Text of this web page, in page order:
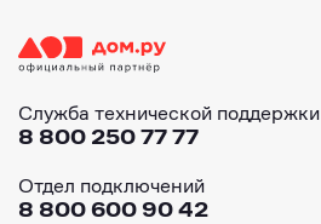
Служба технической поддержки
8 800 250 77 77
Отдел подключений
8 800 600 90 42